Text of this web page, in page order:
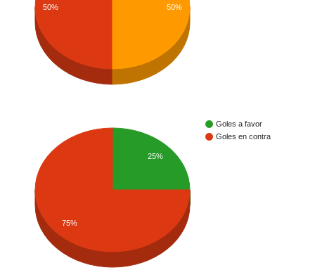
50% 50%
Goles a favor
Goles en contra
25%
75%